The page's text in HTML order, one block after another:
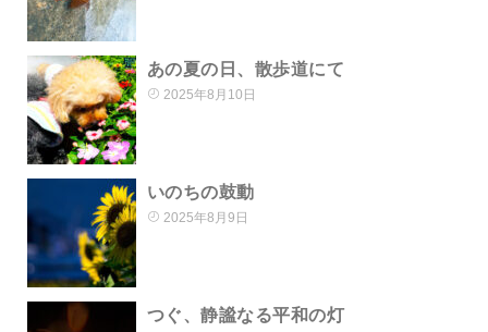
あの夏の日、散歩道にて
2025年8月10日
いのちの鼓動
2025年8月9日
つぐ、静謐なる平和の灯